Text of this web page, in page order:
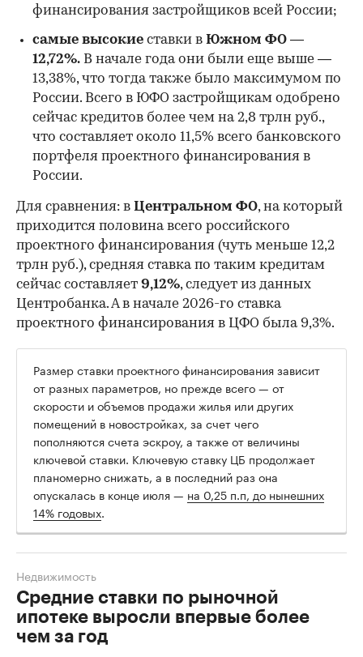
финансирования застройщиков всей России;
самые высокие ставки в Южном ФО —
12,72%. В начале года они были еще выше —
13,38%, что тогда также было максимумом по
России. Всего в ЮФО застройщикам одобрено
сейчас кредитов более чем на 2,8 трлн руб.,
что составляет около 11,5% всего банковского
портфеля проектного финансирования в
России.
Для сравнения: в Центральном ФО, на который
приходится половина всего российского
проектного финансирования (чуть меньше 12,2
трлн руб.), средняя ставка по таким кредитам
сейчас составляет 9,12%, следует из данных
Центробанка. А в начале 2026-го ставка
проектного финансирования в ЦФО была 9,3%.
Размер ставки проектного финансирования зависит
от разных параметров, но прежде всего — от
скорости и объемов продажи жилья или других
помещений в новостройках, за счет чего
пополняются счета эскроу, а также от величины
ключевой ставки. Ключевую ставку ЦБ продолжает
планомерно снижать, а в последний раз она
опускалась в конце июля — на 0,25 п.п, до нынешних
14% годовых.
Средние ставки по рыночной
ипотеке выросли впервые более
чем за год
Недвижимость